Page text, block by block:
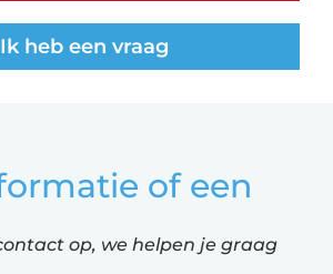
Ik heb een vraag
of een
op, we helpen je graag